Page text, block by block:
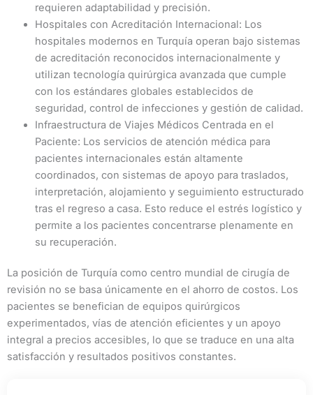
requieren adaptabilidad y precisión.
Hospitales con Acreditación Internacional: Los
hospitales modernos en Turquía operan bajo sistemas
de acreditación reconocidos internacionalmente y
utilizan tecnología quirúrgica avanzada que cumple
con los estándares globales establecidos de
seguridad, control de infecciones y gestión de calidad.
Infraestructura de Viajes Médicos Centrada en el
Paciente: Los servicios de atención médica para
pacientes internacionales están altamente
coordinados, con sistemas de apoyo para traslados,
interpretación, alojamiento y seguimiento estructurado
tras el regreso a casa. Esto reduce el estrés logístico y
permite a los pacientes concentrarse plenamente en
su recuperación.
La posición de Turquía como centro mundial de cirugía de
revisión no se basa únicamente en el ahorro de costos. Los
pacientes se benefician de equipos quirúrgicos
experimentados, vías de atención eficientes y un apoyo
integral a precios accesibles, lo que se traduce en una alta
satisfacción y resultados positivos constantes.